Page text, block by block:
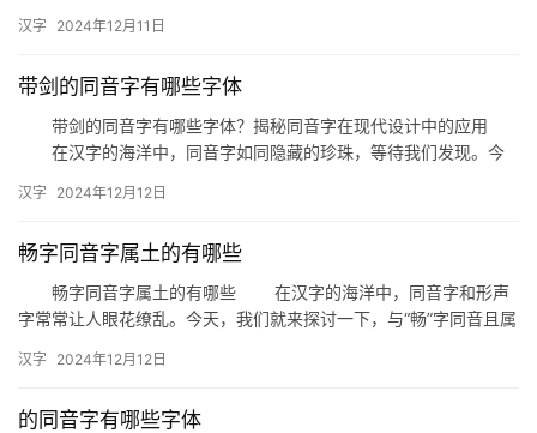
音
汉字 2024年12月11日
带剑的同音字有哪些字体
带剑的同音字有哪些字体？揭秘同音字在现代设计中的应用
在汉字的海洋中，同音字如同隐藏的珍珠，等待我们发现。今
的…
汉字 2024年12月12日
畅字同音字属土的有哪些
畅字同音字属土的有哪些 在汉字的海洋中，同音字和形声
字常常让人眼花缭乱。今天，我们就来探讨一下，与“畅”字同音且属
汉字 2024年12月12日
的同音字有哪些字体